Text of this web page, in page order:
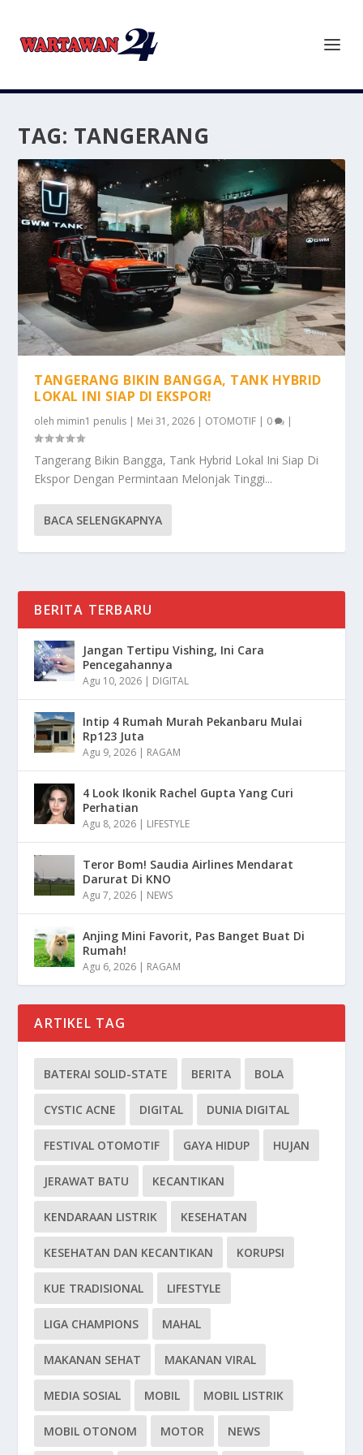
TAG: TANGERANG
TANGERANG BIKIN BANGGA, TANK HYBRID
LOKAL INI SIAP DI EKSPOR!
oleh mimin1 penulis | Mei 31, 2026 | OTOMOTIF | 0 |
Tangerang Bikin Bangga, Tank Hybrid Lokal Ini Siap Di
Ekspor Dengan Permintaan Melonjak Tinggi...
BACA SELENGKAPNYA
BERITA TERBARU
Jangan Tertipu Vishing, Ini Cara
Pencegahannya
Agu 10, 2026 | DIGITAL
Intip 4 Rumah Murah Pekanbaru Mulai
Rp123 Juta
Agu 9, 2026 | RAGAM
4 Look Ikonik Rachel Gupta Yang Curi
Perhatian
Agu 8, 2026 | LIFESTYLE
Teror Bom! Saudia Airlines Mendarat
Darurat Di KNO
Agu 7, 2026 | NEWS
Anjing Mini Favorit, Pas Banget Buat Di
Rumah!
Agu 6, 2026 | RAGAM
ARTIKEL TAG
BATERAI SOLID-STATE BERITA BOLA
CYSTIC ACNE DIGITAL DUNIA DIGITAL
FESTIVAL OTOMOTIF GAYA HIDUP HUJAN
JERAWAT BATU KECANTIKAN
KENDARAAN LISTRIK KESEHATAN
KESEHATAN DAN KECANTIKAN KORUPSI
KUE TRADISIONAL LIFESTYLE
LIGA CHAMPIONS MAHAL
MAKANAN SEHAT MAKANAN VIRAL
MEDIA SOSIAL MOBIL MOBIL LISTRIK
MOBIL OTONOM MOTOR NEWS